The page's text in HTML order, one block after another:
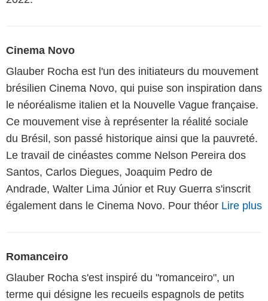
Cinema Novo
Glauber Rocha est l'un des initiateurs du mouvement
brésilien Cinema Novo, qui puise son inspiration dans
le néoréalisme italien et la Nouvelle Vague française.
Ce mouvement vise à représenter la réalité sociale
du Brésil, son passé historique ainsi que la pauvreté.
Le travail de cinéastes comme Nelson Pereira dos
Santos, Carlos Diegues, Joaquim Pedro de
Andrade, Walter Lima Júnior et Ruy Guerra s'inscrit
également dans le Cinema Novo. Pour théor Lire plus
Romanceiro
Glauber Rocha s'est inspiré du "romanceiro", un
terme qui désigne les recueils espagnols de petits